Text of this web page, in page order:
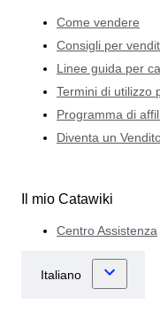
Come vendere
Consigli per
Linee guida per
Termini di utilizzo
Programma di
Diventa un
Il mio Catawiki
Centro Assistenza